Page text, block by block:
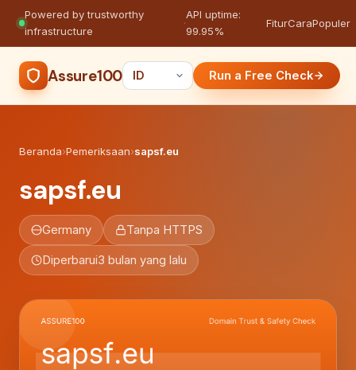
Powered by trustworthy
infrastructure
·
API uptime:
99.95%
FiturCaraPopuler
Assure100 Run a Free Check
Beranda›Pemeriksaan›sapsf.eu
sapsf.eu
Germany Tanpa HTTPS
Diperbarui3 bulan yang lalu